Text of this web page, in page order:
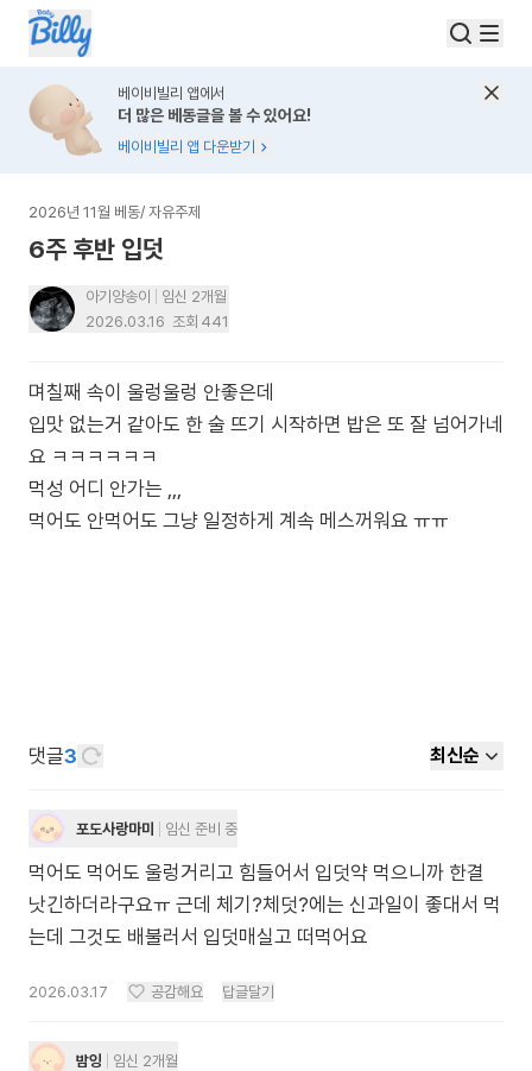
베이비빌리 앱에서
더 많은 베동글을 볼 수 있어요!
베이비빌리 앱 다운받기
2026년 11월 베동/ 자유주제
6주 후반 입덧
아기양송이
임신 2개월
2026.03.16 조회 441
며칠째 속이 울렁울렁 안좋은데
입맛 없는거 같아도 한 술 뜨기 시작하면 밥은 또 잘 넘어가네
요 ㅋㅋㅋㅋㅋㅋ
먹성 어디 안가는 ,,,
먹어도 안먹어도 그냥 일정하게 계속 메스꺼워요 ㅠㅠ
댓글3 최신순
포도사랑마미 임신 준비 중
먹어도 먹어도 울렁거리고 힘들어서 입덧약 먹으니까 한결
낫긴하더라구요ㅠ 근데 체기?체덧?에는 신과일이 좋대서 먹
는데 그것도 배불러서 입덧매실고 떠먹어요
2026.03.17 공감해요 답글달기
밤잉 임신 2개월